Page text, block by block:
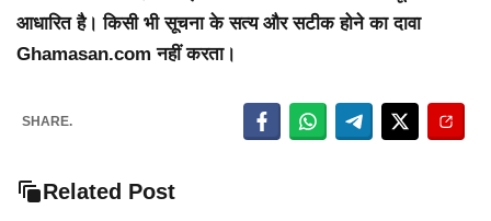
आधारित है। किसी भी सूचना के सत्य और सटीक होने का दावा
Ghamasan.com नहीं करता।
SHARE.
Related Post